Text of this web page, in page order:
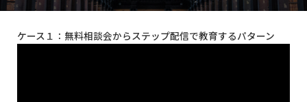
ケース１：無料相談会からステップ配信で教育するパターン